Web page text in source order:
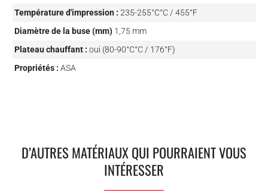
Température d'impression : 235-255°C°C / 455°F
Diamètre de la buse (mm) 1,75 mm
Plateau chauffant : oui (80-90°C°C / 176°F)
Propriétés : ASA
D’AUTRES MATÉRIAUX QUI POURRAIENT VOUS
INTÉRESSER